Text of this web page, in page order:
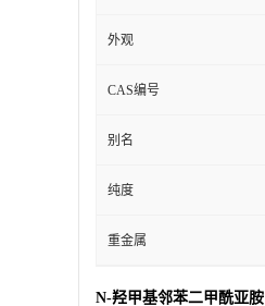
外观
CAS编号
别名
纯度
重金属
N-羟甲基邻苯二甲酰亚胺